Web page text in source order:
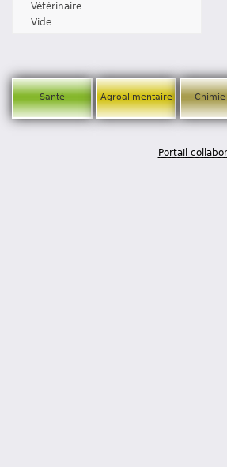
Vétérinaire
Vide
Santé Agroalimentaire
Portail